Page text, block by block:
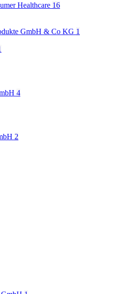
Healthcare 16
GmbH & Co KG 1
4
2